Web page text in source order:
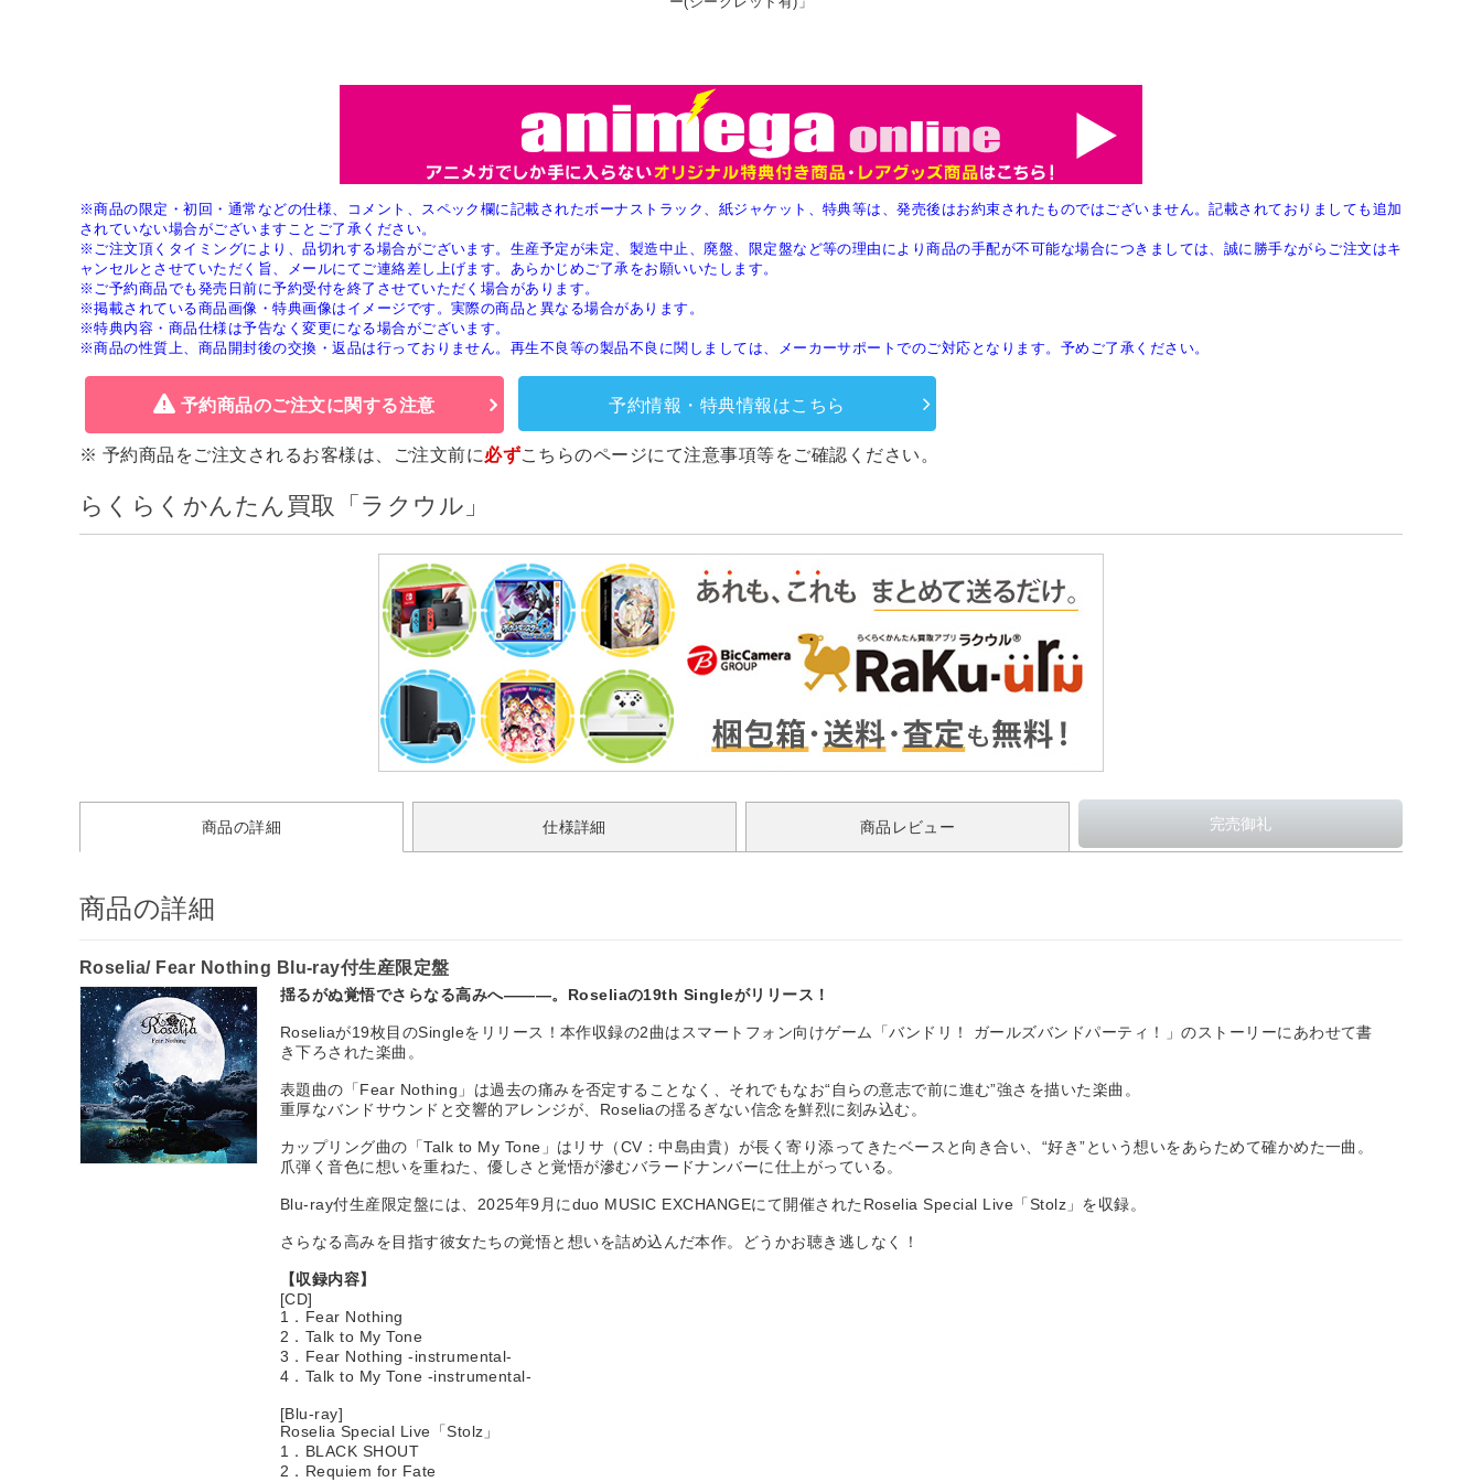
※商品の限定・初回・通常などの仕様、コメント、スペック欄に記載されたボーナストラック、紙ジャケット、特典等は、発売後はお約束されたものではございません。記載されておりましても追加
されていない場合がございますことご了承ください。
※ご注文頂くタイミングにより、品切れする場合がございます。生産予定が未定、製造中止、廃盤、限定盤など等の理由により商品の手配が不可能な場合につきましては、誠に勝手ながらご注文はキ
ャンセルとさせていただく旨、メールにてご連絡差し上げます。あらかじめご了承をお願いいたします。
※ご予約商品でも発売日前に予約受付を終了させていただく場合があります。
※掲載されている商品画像・特典画像はイメージです。実際の商品と異なる場合があります。
※特典内容・商品仕様は予告なく変更になる場合がございます。
※商品の性質上、商品開封後の交換・返品は行っておりません。再生不良等の製品不良に関しましては、メーカーサポートでのご対応となります。予めご了承ください。
予約商品のご注文に関する注意 予約情報・特典情報はこちら
※ 予約商品をご注文されるお客様は、ご注文前に必ずこちらのページにて注意事項等をご確認ください。
らくらくかんたん買取「ラクウル」
商品の詳細 仕様詳細 商品レビュー
商品の詳細
Roselia/ Fear Nothing Blu-ray付生産限定盤
揺るがぬ覚悟でさらなる高みへ―――。Roseliaの19th Singleがリリース！
Roseliaが19枚目のSingleをリリース！本作収録の2曲はスマートフォン向けゲーム「バンドリ！ ガールズバンドパーティ！」のストーリーにあわせて書
き下ろされた楽曲。
表題曲の「Fear Nothing」は過去の痛みを否定することなく、それでもなお“自らの意志で前に進む”強さを描いた楽曲。
重厚なバンドサウンドと交響的アレンジが、Roseliaの揺るぎない信念を鮮烈に刻み込む。
カップリング曲の「Talk to My Tone」はリサ（CV：中島由貴）が長く寄り添ってきたベースと向き合い、“好き”という想いをあらためて確かめた一曲。
爪弾く音色に想いを重ねた、優しさと覚悟が滲むバラードナンバーに仕上がっている。
Blu-ray付生産限定盤には、2025年9月にduo MUSIC EXCHANGEにて開催されたRoselia Special Live「Stolz」を収録。
さらなる高みを目指す彼女たちの覚悟と想いを詰め込んだ本作。どうかお聴き逃しなく！
【収録内容】
[CD]
1．Fear Nothing
2．Talk to My Tone
3．Fear Nothing -instrumental-
4．Talk to My Tone -instrumental-
[Blu-ray]
Roselia Special Live「Stolz」
1．BLACK SHOUT
2．Requiem for Fate